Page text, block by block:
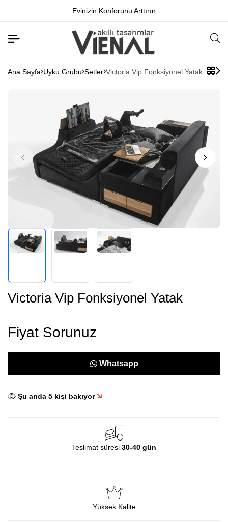
Evinizin Konforunu Arttırın
Ana Sayfa Uyku Grubu Setler Victoria Vip Fonksiyonel Yatak
Victoria Vip Fonksiyonel Yatak
Fiyat Sorunuz
Whatsapp
Şu anda 5 kişi bakıyor
Teslimat süresi 30-40 gün
Yüksek Kalite